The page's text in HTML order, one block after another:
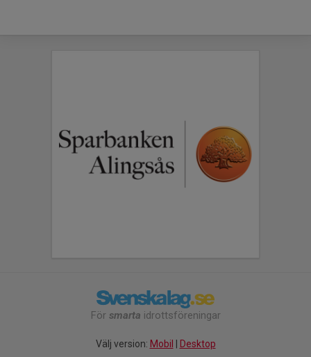
För smarta idrottsföreningar
Välj version: Mobil Desktop